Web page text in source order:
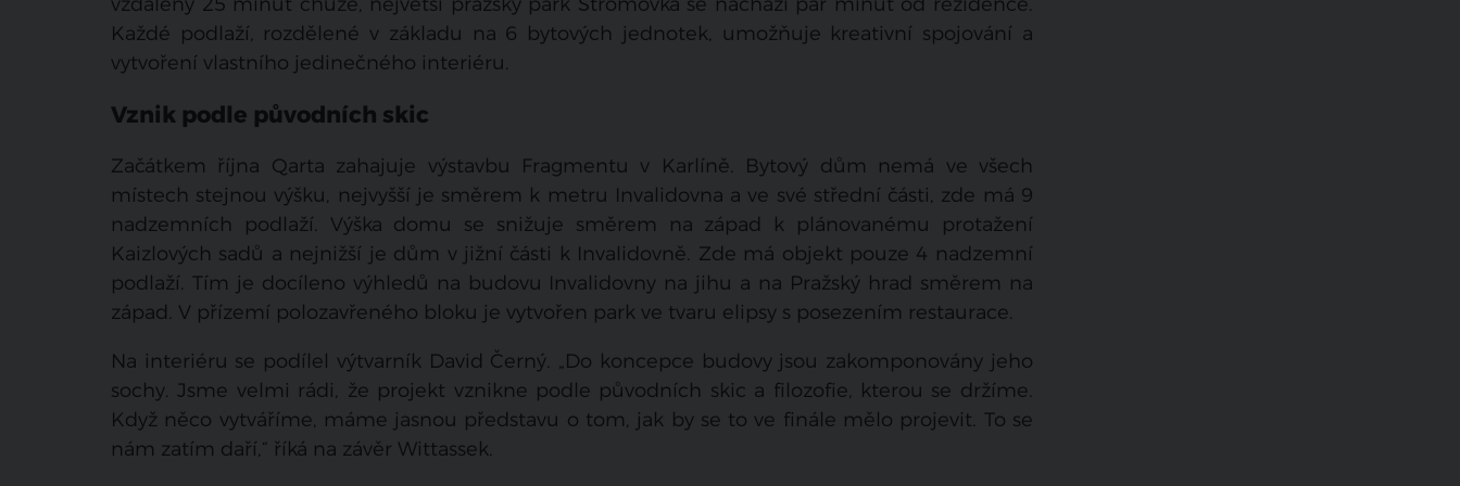
Každé podlaží, rozdělené v základu na 6 bytových jednotek, umožňuje kreativní spojování a
vytvoření vlastního jedinečného interiéru.
Vznik podle původních skic
Začátkem října Qarta zahajuje výstavbu Fragmentu v Karlíně. Bytový dům nemá ve všech
místech stejnou výšku, nejvyšší je směrem k metru Invalidovna a ve své střední části, zde má 9
nadzemních podlaží. Výška domu se snižuje směrem na západ k plánovanému protažení
Kaizlových sadů a nejnižší je dům v jižní části k Invalidovně. Zde má objekt pouze 4 nadzemní
podlaží. Tím je docíleno výhledů na budovu Invalidovny na jihu a na Pražský hrad směrem na
západ. V přízemí polozavřeného bloku je vytvořen park ve tvaru elipsy s posezením restaurace.
Na interiéru se podílel výtvarník David Černý. „Do koncepce budovy jsou zakomponovány jeho
sochy. Jsme velmi rádi, že projekt vznikne podle původních skic a filozofie, kterou se držíme.
Když něco vytváříme, máme jasnou představu o tom, jak by se to ve finále mělo projevit. To se
nám zatím daří,“ říká na závěr Wittassek.